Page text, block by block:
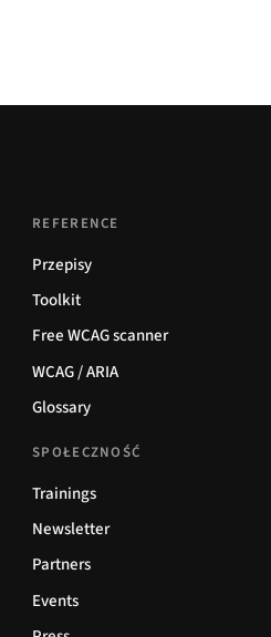
REFERENCE
Przepisy
Toolkit
Free WCAG scanner
WCAG / ARIA
Glossary
SPOŁECZNOŚĆ
Trainings
Newsletter
Partners
Events